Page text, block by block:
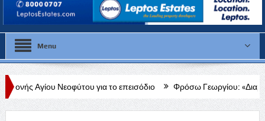
Menu
για το επεισόδιο Φρόσω Γεωργίου: «Διαρκής, δεδομένη και